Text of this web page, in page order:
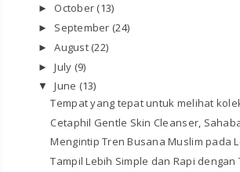
► October (13)
► September (24)
►August (22)
►July (9)
▼June (13)
Tempat yang tepat untuk melihat
Cetaphil Gentle Skin Cleanser,
Mengintip Tren Busana Muslim pada
Tampil Lebih Simple dan Rapi dengan